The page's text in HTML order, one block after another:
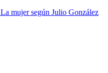
La mujer según Julio González